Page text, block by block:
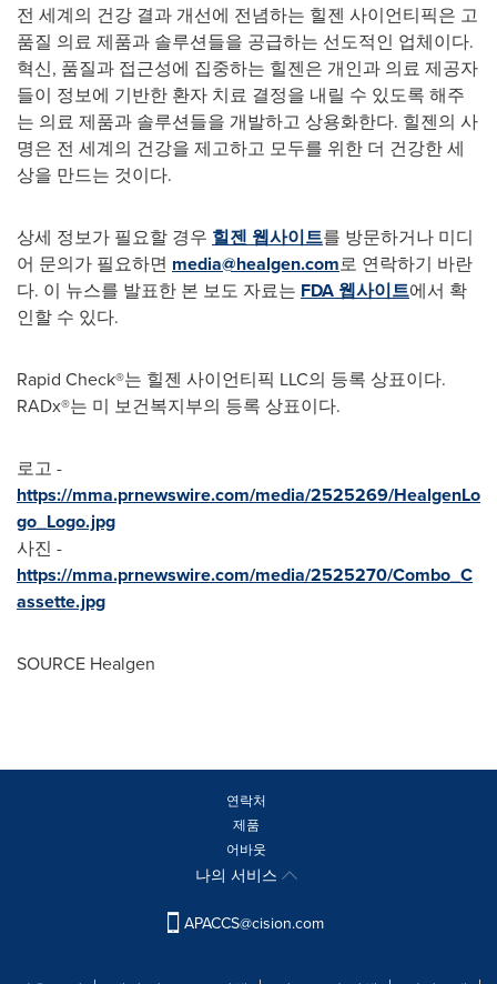
전 세계의 건강 결과 개선에 전념하는 힐젠 사이언티픽은 고
품질 의료 제품과 솔루션들을 공급하는 선도적인 업체이다.
혁신, 품질과 접근성에 집중하는 힐젠은 개인과 의료 제공자
들이 정보에 기반한 환자 치료 결정을 내릴 수 있도록 해주
는 의료 제품과 솔루션들을 개발하고 상용화한다. 힐젠의 사
명은 전 세계의 건강을 제고하고 모두를 위한 더 건강한 세
상을 만드는 것이다.
상세 정보가 필요할 경우 힐젠 웹사이트를 방문하거나 미디
어 문의가 필요하면 media@healgen.com로 연락하기 바란
다. 이 뉴스를 발표한 본 보도 자료는 FDA 웹사이트에서 확
인할 수 있다.
Rapid Check®는 힐젠 사이언티픽 LLC의 등록 상표이다.
RADx®는 미 보건복지부의 등록 상표이다.
로고 -
https://mma.prnewswire.com/media/2525269/HealgenLo
go_Logo.jpg
사진 -
https://mma.prnewswire.com/media/2525270/Combo_C
assette.jpg
SOURCE Healgen
연락처
제품
어바웃
나의 서비스
APACCS@cision.com